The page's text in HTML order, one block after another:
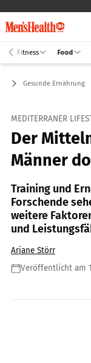
Fitness Food
Gesunde Ernährung
MEDITERRANER
Der
Männer
Training und
Forschende
weitere
und
Ariane Störr
Veröffentlicht am